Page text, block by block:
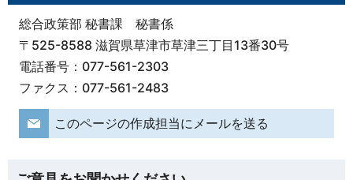
総合政策部 秘書課 秘書係
〒525-8588 滋賀県草津市草津三丁目13番30号
電話番号：077-561-2303
ファクス：077-561-2483
このページの作成担当にメールを送る